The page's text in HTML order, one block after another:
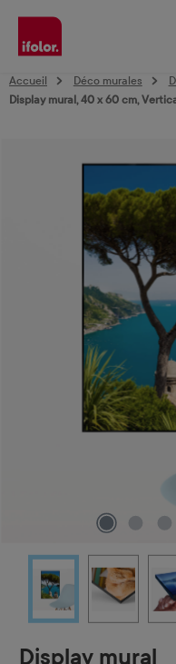
principal
Accueil Déco murales
Display mural, 40 x 60 cm,
Display mural